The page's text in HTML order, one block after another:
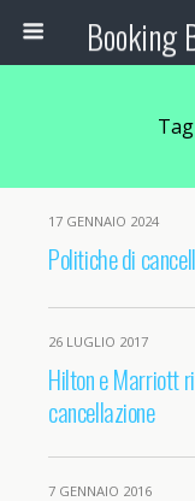
17 GENNAIO 2024
Politiche di
26 LUGLIO 2017
Hilton e Marriott
cancellazione
7 GENNAIO 2016